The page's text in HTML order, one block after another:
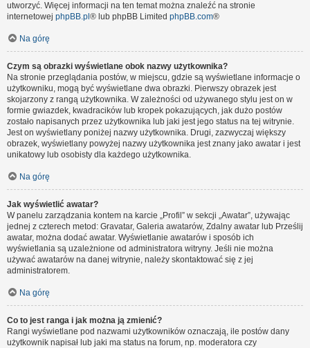
utworzyć. Więcej informacji na ten temat można znaleźć na stronie
internetowej phpBB.pl ® lub phpBB Limited phpBB.com®
Na górę
Czym są obrazki wyświetlane obok nazwy użytkownika?
Na stronie przeglądania postów, w miejscu, gdzie są wyświetlane informacje o
użytkowniku, mogą być wyświetlane dwa obrazki. Pierwszy obrazek jest
skojarzony z rangą użytkownika. W zależności od używanego stylu jest on w
formie gwiazdek, kwadracików lub kropek pokazujących, jak dużo postów
zostało napisanych przez użytkownika lub jaki jest jego status na tej witrynie.
Jest on wyświetlany poniżej nazwy użytkownika. Drugi, zazwyczaj większy
obrazek, wyświetlany powyżej nazwy użytkownika jest znany jako awatar i jest
unikatowy lub osobisty dla każdego użytkownika.
Na górę
Jak wyświetlić awatar?
W panelu zarządzania kontem na karcie „Profil” w sekcji „Awatar”, używając
jednej z czterech metod: Gravatar, Galeria awatarów, Zdalny awatar lub Prześlij
awatar, można dodać awatar. Wyświetlanie awatarów i sposób ich
wyświetlania są uzależnione od administratora witryny. Jeśli nie można
używać awatarów na danej witrynie, należy skontaktować się z jej
administratorem.
Na górę
Co to jest ranga i jak można ją zmienić?
Rangi wyświetlane pod nazwami użytkowników oznaczają, ile postów dany
użytkownik napisał lub jaki ma status na forum, np. moderatora czy